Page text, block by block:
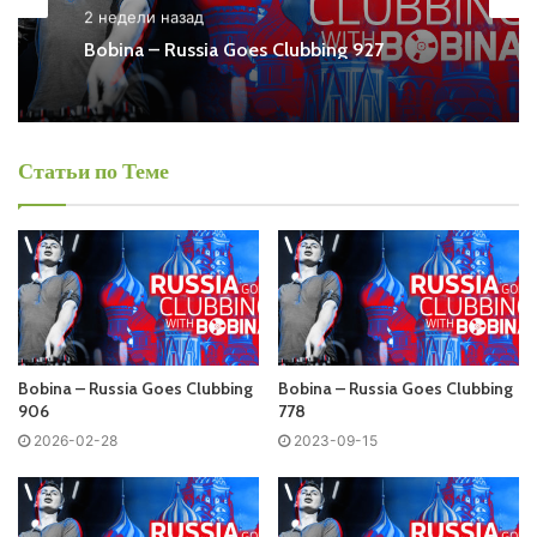
Ближайший эфир:
Среда
Bobina - Russia Goes Clubbing
Запись выпусков
Слушай и добавляй плейлист VK:
Tracklist:
No playlist
01. Tritonal & HALIENE – Losing My Mind (djimboh Remix)
2 недели назад
Bobina – Russia Goes Clubbing 927
Статьи по Теме
Bobina – Russia Goes Clubbing
906
2026-02-28
Bobina – Russia Goes Clubbing
778
2023-09-15